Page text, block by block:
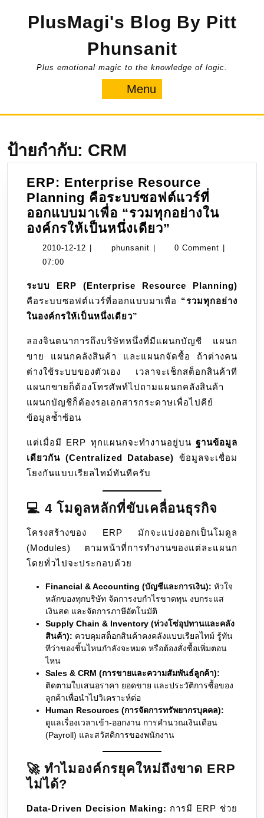
PlusMagi's Blog By Pitt
Phunsanit
Plus emotional magic to the knowledge of logic.
Menu
ป้ายกำกับ: CRM
ERP: Enterprise Resource
Planning คือระบบซอฟต์แวร์ที่
ออกแบบมาเพื่อ “รวมทุกอย่างใน
องค์กรให้เป็นหนึ่งเดียว”
Enterprise
คือ
ระบบ
ที่
ออกแบบ
มา
เพื่อ
“รวม
ใน
องค์กร
หนึ่ง
เดียว”
2010-12-12 2010- phunsanit phunsanit0 Comment
07:00
ระบบ ERP (Enterprise Resource Planning)
คือระบบซอฟต์แวร์ที่ออกแบบมาเพื่อ “รวมทุกอย่าง
ในองค์กรให้เป็นหนึ่งเดียว”
ลองจินตนาการถึงบริษัทหนึ่งที่มีแผนกบัญชี แผนก
ขาย แผนกคลังสินค้า และแผนกจัดซื้อ ถ้าต่างคน
ต่างใช้ระบบของตัวเอง เวลาจะเช็กสต็อกสินค้าที
แผนกขายก็ต้องโทรศัพท์ไปถามแผนกคลังสินค้า
แผนกบัญชีก็ต้องรอเอกสารกระดาษเพื่อไปคีย์
ข้อมูลซ้ำซ้อน
แต่เมื่อมี ERP ทุกแผนกจะทำงานอยู่บน ฐานข้อมูล
เดียวกัน (Centralized Database) ข้อมูลจะเชื่อม
โยงกันแบบเรียลไทม์ทันทีครับ
💻 4 โมดูลหลักที่ขับเคลื่อนธุรกิจ
โครงสร้างของ ERP มักจะแบ่งออกเป็นโมดูล
(Modules) ตามหน้าที่การทำงานของแต่ละแผนก
โดยทั่วไปจะประกอบด้วย
Financial & Accounting (บัญชีและการเงิน): หัวใจ
หลักของทุกบริษัท จัดการงบกำไรขาดทุน งบกระแส
เงินสด และจัดการภาษีอัตโนมัติ
Supply Chain & Inventory (ห่วงโซ่อุปทานและคลัง
สินค้า): ควบคุมสต็อกสินค้าคงคลังแบบเรียลไทม์ รู้ทัน
ทีว่าของชิ้นไหนกำลังจะหมด หรือต้องสั่งซื้อเพิ่มตอน
ไหน
Sales & CRM (การขายและความสัมพันธ์ลูกค้า):
ติดตามใบเสนอราคา ยอดขาย และประวัติการซื้อของ
ลูกค้าเพื่อนำไปวิเคราะห์ต่อ
Human Resources (การจัดการทรัพยากรบุคคล):
ดูแลเรื่องเวลาเข้า-ออกงาน การคำนวณเงินเดือน
(Payroll) และสวัสดิการของพนักงาน
🚀 ทำไมองค์กรยุคใหม่ถึงขาด ERP
ไม่ได้?
Data-Driven Decision Making: การมี ERP ช่วย